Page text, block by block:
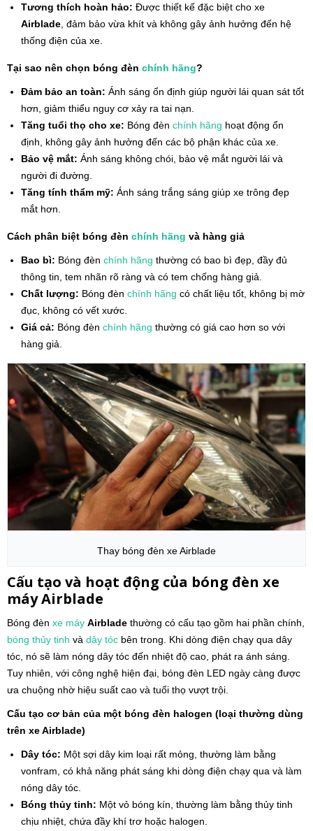
Tương thích hoàn hảo: Được thiết kế đặc biệt cho xe
Airblade , đảm bảo vừa khít và không gây ảnh hưởng đến hệ
thống điện của xe.
Tại sao nên chọn bóng đèn chính hãng?
Đảm bảo an toàn: Ánh sáng ổn định giúp người lái quan sát tốt
hơn, giảm thiểu nguy cơ xảy ra tai nạn.
Tăng tuổi thọ cho xe: Bóng đèn chính hãng hoạt động ổn
định, không gây ảnh hưởng đến các bộ phận khác của xe.
Bảo vệ mắt: Ánh sáng không chói, bảo vệ mắt người lái và
người đi đường.
Tăng tính thẩm mỹ: Ánh sáng trắng sáng giúp xe trông đẹp
mắt hơn.
Cách phân biệt bóng đèn chính hãng và hàng giả
Bao bì: Bóng đèn chính hãng thường có bao bì đẹp, đầy đủ
thông tin, tem nhãn rõ ràng và có tem chống hàng giả.
Chất lượng: Bóng đèn chính hãng có chất liệu tốt, không bị mờ
đục, không có vết xước.
Giá cả: Bóng đèn chính hãng thường có giá cao hơn so với
hàng giả.
Thay bóng đèn xe Airblade
Cấu tạo và hoạt động của bóng đèn xe
máyAirblade
Bóng đèn xe máy Airblade thường có cấu tạo gồm hai phần chính,
bóng thủy tinh và dây tóc bên trong. Khi dòng điện chạy qua dây
tóc, nó sẽ làm nóng dây tóc đến nhiệt độ cao, phát ra ánh sáng.
Tuy nhiên, với công nghệ hiện đại, bóng đèn LED ngày càng được
ưa chuộng nhờ hiệu suất cao và tuổi thọ vượt trội.
Cấu tạo cơ bản của một bóng đèn halogen (loại thường dùng
trên xe Airblade)
Dây tóc: Một sợi dây kim loại rất mỏng, thường làm bằng
vonfram, có khả năng phát sáng khi dòng điện chạy qua và làm
nóng dây tóc.
Bóng thủy tinh: Một vỏ bóng kín, thường làm bằng thủy tinh
chịu nhiệt, chứa đầy khí trơ hoặc halogen.